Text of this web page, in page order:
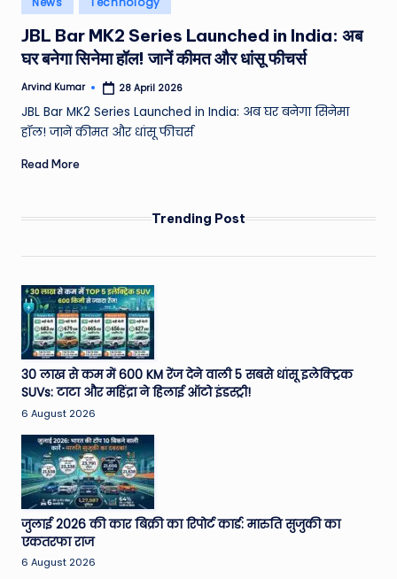
e
a
t
h
er
,
e
&
M
o
vi
e
N
e
w
s
A
in
JBL Bar MK2 Series Launched in India: अब
घर बनेगा सिनेमा हॉल! जानें कीमत और धांसू फीचर्स
Posted
Arvind Kumar 28 April 2026
JBL Bar MK2 Series Launched in India: अब घर बनेगा सिनेमा
हॉल! जानें कीमत और धांसू फीचर्स
Read More
Trending Post
30 लाख से कम में 600 KM रेंज देने वाली 5 सबसे धांसू इलेक्ट्रिक
SUVs: टाटा और महिंद्रा ने हिलाई ऑटो इंडस्ट्री!
6 August 2026
जुलाई 2026 की कार बिक्री का रिपोर्ट कार्ड: मारुति सुजुकी का
एकतरफा राज
6 August 2026